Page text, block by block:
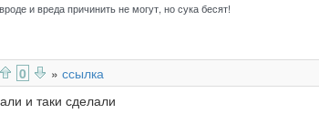
и вреда причинить не могут, но сука бесят!
0 » ссылка
и таки сделали